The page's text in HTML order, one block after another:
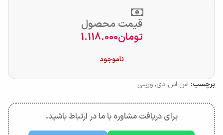
قیمت محصول
تومان1.118.000
ناموجود
برچسب: اس اس دی,وریتی
برای دریافت مشاوره با ما در ارتباط باشید.